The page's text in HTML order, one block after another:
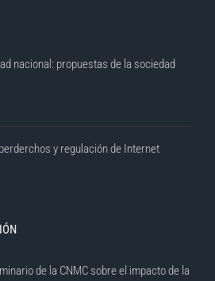
nacional: propuestas de la sociedad
y regulación de Internet
de la CNMC sobre el impacto de la